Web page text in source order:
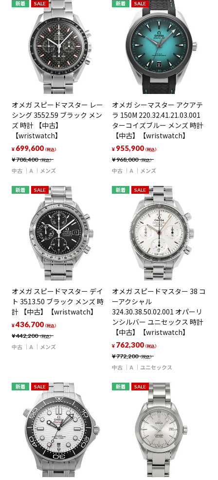
新着 SALE
オメガ スピードマスター レー
シング 3552.59 ブラック メン
ズ 時計 【中古】
【wristwatch】
¥708,400（税込）
¥ 699,600（税込）
中古 A メンズ
新着 SALE
オメガ シーマスター アクアテ
ラ 150M 220.32.41.21.03.001
ターコイズブルー メンズ 時計
【中古】【wristwatch】
¥968,000（税込）
¥ 955,900（税込）
中古 A メンズ
新着 SALE
オメガ スピードマスター デイ
ト 3513.50 ブラック メンズ 時
計 【中古】【wristwatch】
¥442,200（税込）
¥436,700（税込）
中古 A メンズ
新着 SALE
オメガ スピードマスター 38 コ
ーアクシャル
324.30.38.50.02.001 オパーリ
ンシルバー ユニセックス 時計
【中古】【wristwatch】
¥772,200（税込）
¥ 762,300（税込）
中古 A ユニセックス
新着 SALE 新着 SALE